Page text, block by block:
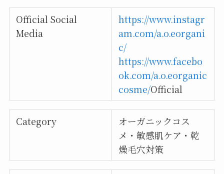
Official Social
Media
https://www.instagr
am.com/a.o.eorgani
c/
https://www.facebo
ok.com/a.o.eorganic
cosme/Official
Category
オーガニックコス
メ・敏感肌ケア・乾
燥毛穴対策